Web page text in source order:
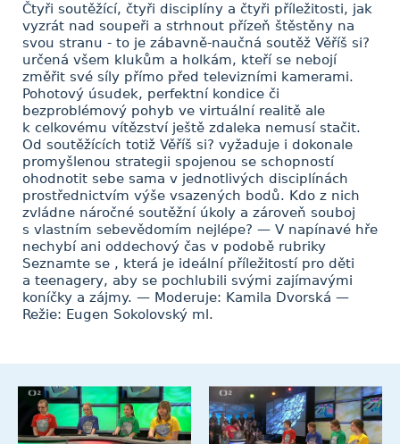
Čtyři soutěžící, čtyři disciplíny a čtyři příležitosti, jak
vyzrát nad soupeři a strhnout přízeň štěstěny na
svou stranu - to je zábavně-naučná soutěž Věříš si?
určená všem klukům a holkám, kteří se nebojí
změřit své síly přímo před televizními kamerami.
Pohotový úsudek, perfektní kondice či
bezproblémový pohyb ve virtuální realitě ale
k celkovému vítězství ještě zdaleka nemusí stačit.
Od soutěžících totiž Věříš si? vyžaduje i dokonale
promyšlenou strategii spojenou se schopností
ohodnotit sebe sama v jednotlivých disciplínách
prostřednictvím výše vsazených bodů. Kdo z nich
zvládne náročné soutěžní úkoly a zároveň souboj
s vlastním sebevědomím nejlépe? — V napínavé hře
nechybí ani oddechový čas v podobě rubriky
Seznamte se , která je ideální příležitostí pro děti
a teenagery, aby se pochlubili svými zajímavými
koníčky a zájmy. — Moderuje: Kamila Dvorská —
Režie: Eugen Sokolovský ml.